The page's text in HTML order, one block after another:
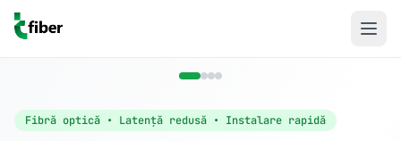
Fibră optică • Latență redusă • Instalare rapidă